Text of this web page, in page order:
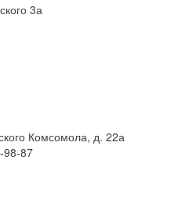
3а
Комсомола, д. 22а
98-87